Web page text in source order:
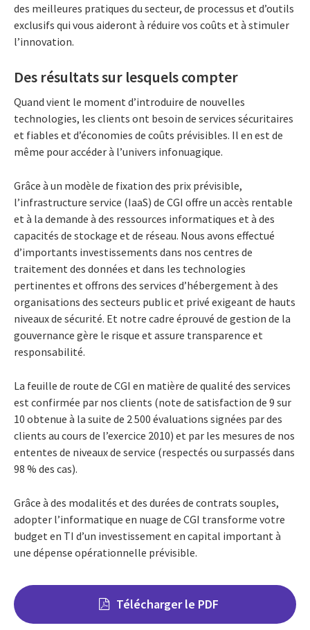
des meilleures pratiques du secteur, de processus et d’outils
exclusifs qui vous aideront à réduire vos coûts et à stimuler
l’innovation.
Des résultats sur lesquels compter
Quand vient le moment d’introduire de nouvelles
technologies, les clients ont besoin de services sécuritaires
et fiables et d’économies de coûts prévisibles. Il en est de
même pour accéder à l’univers infonuagique.
Grâce à un modèle de fixation des prix prévisible,
l’infrastructure service (IaaS) de CGI offre un accès rentable
et à la demande à des ressources informatiques et à des
capacités de stockage et de réseau. Nous avons effectué
d’importants investissements dans nos centres de
traitement des données et dans les technologies
pertinentes et offrons des services d’hébergement à des
organisations des secteurs public et privé exigeant de hauts
niveaux de sécurité. Et notre cadre éprouvé de gestion de la
gouvernance gère le risque et assure transparence et
responsabilité.
La feuille de route de CGI en matière de qualité des services
est confirmée par nos clients (note de satisfaction de 9 sur
10 obtenue à la suite de 2 500 évaluations signées par des
clients au cours de l’exercice 2010) et par les mesures de nos
ententes de niveaux de service (respectés ou surpassés dans
98 % des cas).
Grâce à des modalités et des durées de contrats souples,
adopter l’informatique en nuage de CGI transforme votre
budget en TI d’un investissement en capital important à
une dépense opérationnelle prévisible.
Télécharger le PDF